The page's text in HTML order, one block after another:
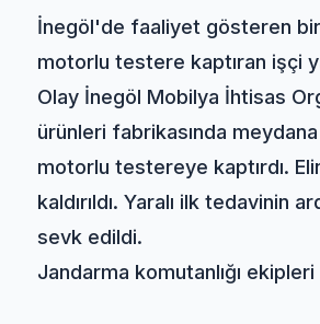
İnegöl'de faaliyet gösteren
motorlu testere kaptıran işçi
Olay İnegöl Mobilya İhtisas
ürünleri fabrikasında
motorlu testereye kaptırdı.
kaldırıldı. Yaralı ilk tedavinin
sevk edildi.
Jandarma komutanlığı